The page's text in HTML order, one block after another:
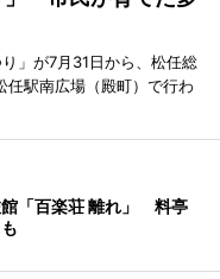
」が7月31日から、松任総
任駅南広場（殿町）で行わ
「百楽荘 離れ」 料亭